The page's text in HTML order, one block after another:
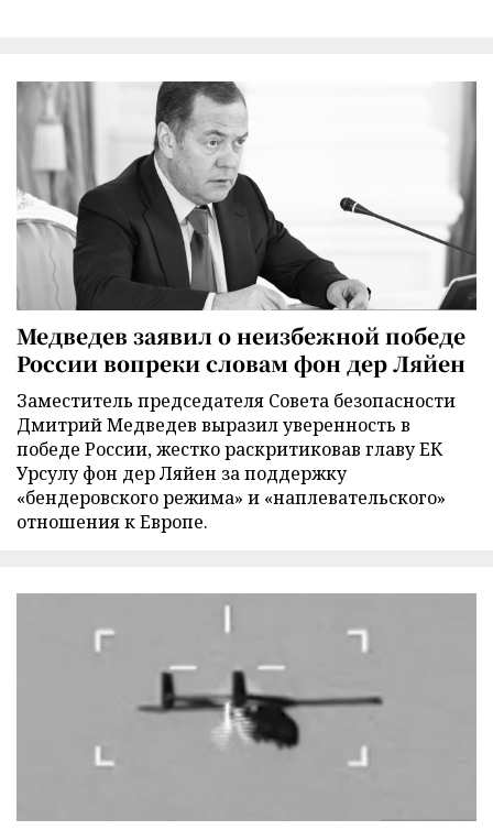
Медведев заявил о неизбежной победе
России вопреки словам фон дер Ляйен
Заместитель председателя Совета безопасности
Дмитрий Медведев выразил уверенность в
победе России, жестко раскритиковав главу ЕК
Урсулу фон дер Ляйен за поддержку
«бендеровского режима» и «наплевательского»
отношения к Европе.